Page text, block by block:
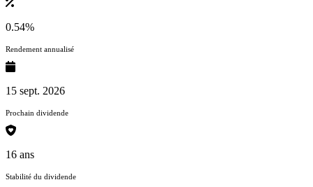
0.54%
Rendement annualisé
15 sept. 2026
Prochain dividende
16 ans
Stabilité du dividende